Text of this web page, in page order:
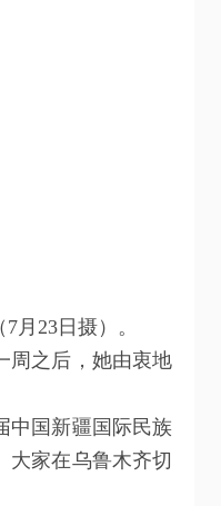
23日摄）。
之后，她由衷地
国新疆国际民族
大家在乌鲁木齐切